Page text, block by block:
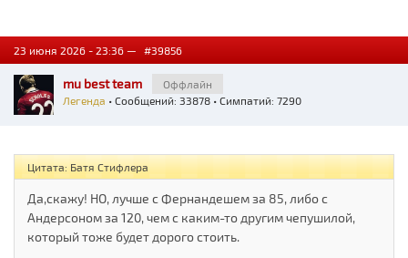
23 июня 2026 - 23:36 — #39856
mu best team
Оффлайн
Легенда • Сообщений: 33878 • Симпатий: 7290
Цитата: Батя Стифлера
Да,скажу! НО, лучше с Фернандешем за 85, либо с
Андерсоном за 120, чем с каким-то другим чепушилой,
который тоже будет дорого стоить.